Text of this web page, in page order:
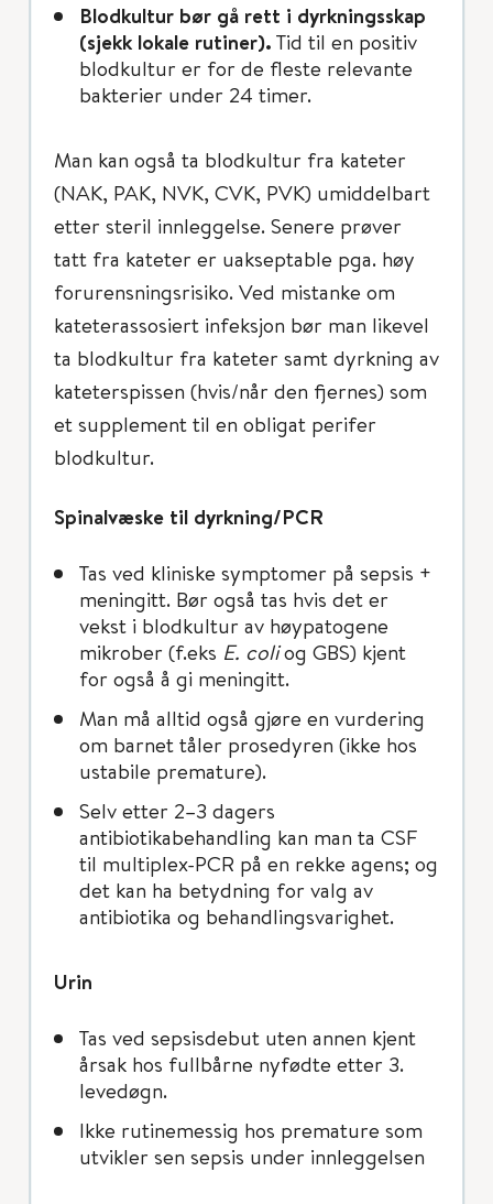
Blodkultur bør gå rett i dyrkningsskap
(sjekk lokale rutiner). Tid til en positiv
blodkultur er for de fleste relevante
bakterier under 24 timer.
Man kan også ta blodkultur fra kateter
(NAK, PAK, NVK, CVK, PVK) umiddelbart
etter steril innleggelse. Senere prøver
tatt fra kateter er uakseptable pga. høy
forurensningsrisiko. Ved mistanke om
kateterassosiert infeksjon bør man likevel
ta blodkultur fra kateter samt dyrkning av
kateterspissen (hvis/når den fjernes) som
et supplement til en obligat perifer
blodkultur.
Spinalvæske til dyrkning/PCR
Tas ved kliniske symptomer på sepsis +
meningitt. Bør også tas hvis det er
vekst i blodkultur av høypatogene
mikrober (f.eks E. coliog GBS) kjent
for også å gi meningitt.
Man må alltid også gjøre en vurdering
om barnet tåler prosedyren (ikke hos
ustabile premature).
Selv etter 2–3 dagers
antibiotikabehandling kan man ta CSF
til multiplex-PCR på en rekke agens; og
det kan ha betydning for valg av
antibiotika og behandlingsvarighet.
Urin
Tas ved sepsisdebut uten annen kjent
årsak hos fullbårne nyfødte etter 3.
levedøgn.
Ikke rutinemessig hos premature som
utvikler sen sepsis under innleggelsen